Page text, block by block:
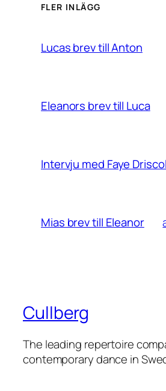
FLER INLÄGG
Lucas brev till Anton
Eleanors brev till Luca
Intervju med Faye
Mias brev till Eleanor
Cullberg
The leading repertoire
contemporary dance in